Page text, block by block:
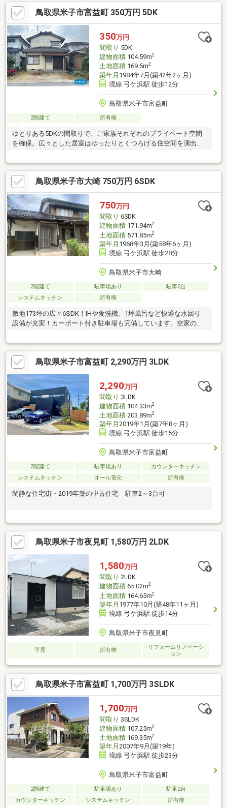
鳥取県米子市富益町 350万円 5DK
350万円
間取り 5DK
建物面積104.59m2
土地面積169.5m2
築年月 1984年7月(築42年2ヶ月)
境線 弓ケ浜駅 徒歩12分
鳥取県米子市富益町
2階建て 所有権
ゆとりある5DKの間取りで、ご家族それぞれのプライベート空間
を確保。広々とした居室はゆったりとくつろげる住空間を演出
し、2面採光のお部屋には心地よい光と風が入り、毎日を快適にお
過ごしいただけます。
鳥取県米子市大崎 750万円 6SDK
750万円
間取り 6SDK
建物面積171.94m2
土地面積571.85m2
築年月 1968年3月(築58年6ヶ月)
境線 弓ケ浜駅 徒歩28分
鳥取県米子市大崎
2階建て 駐車場あり
駐車2台
システムキッチン
所有権
敷地173坪の広々6SDK！IHや食洗機、1坪風呂など快適な水回り
設備が充実！カーポート付き駐車場も完備しています。空家のた
鳥取県米子市富益町 2,290万円 3LDK
2,290万円
間取り 3LDK
建物面積104.33m2
土地面積203.89m2
築年月 2019年1月(築7年8ヶ月)
境線 弓ケ浜駅 徒歩15分
鳥取県米子市富益町
2階建て 駐車場あり
カウンターキッチン
システムキッチン
オール電化 所有権
閑静な住宅街・2019年築の中古住宅 駐車2～3台可
鳥取県米子市夜見町 1,580万円 2LDK
1,580万円
間取り 2LDK
建物面積65.02m2
土地面積164.65m2
築年月 1977年10月(築48年11ヶ月)
境線 弓ケ浜駅 徒歩14分
鳥取県米子市夜見町
平屋 所有権
リフォームリノベーシ
ョン
鳥取県米子市富益町 1,700万円 3SLDK
1,700万円
間取り 3SLDK
建物面積107.25m2
土地面積169.35m2
築年月 2007年9月(築19年)
境線 弓ケ浜駅 徒歩23分
鳥取県米子市富益町
2階建て 駐車場あり
駐車2台
カウンターキッチン
システムキッチン 所有権